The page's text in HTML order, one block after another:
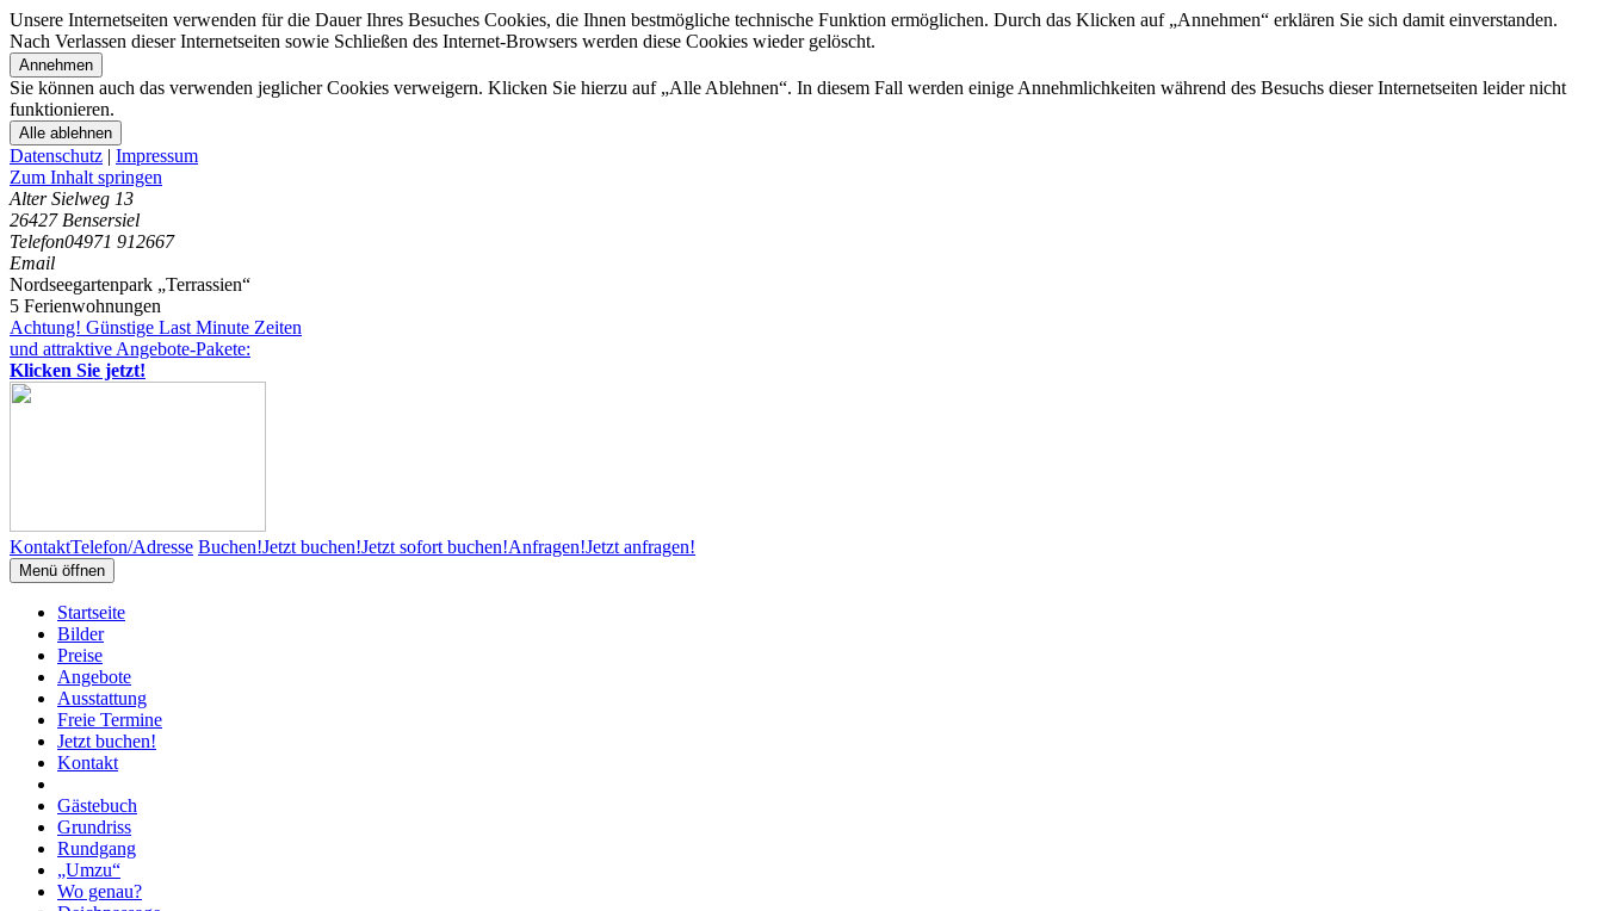
Unsere Internetseiten verwenden für die Dauer Ihres Besuches Cookies, die Ihnen bestmögliche technische Funktion ermöglichen. Durch das Klicken auf „Annehmen“ erklären Sie sich damit einverstanden.
Nach Verlassen dieser Internetseiten sowie Schließen des Internet-Browsers werden diese Cookies wieder gelöscht.
Annehmen
Sie können auch das verwenden jeglicher Cookies verweigern. Klicken Sie hierzu auf „Alle Ablehnen“. In diesem Fall werden einige Annehmlichkeiten während des Besuchs dieser Internetseiten leider nicht
funktionieren.
Alle ablehnen
Datenschutz | Impressum
Zum Inhalt springen
Alter Sielweg 13
26427 Bensersiel
Telefon04971 912667
Email
Nordseegartenpark „Terrassien“
5 Ferienwohnungen
Achtung! Günstige Last Minute Zeiten
und attraktive Angebote-Pakete:
Klicken Sie jetzt!
KontaktTelefon/Adresse Buchen!Jetzt buchen!Jetzt sofort buchen!Anfragen!Jetzt anfragen!
Menü öffnen
Startseite
Bilder
Preise
Angebote
Ausstattung
Freie Termine
Jetzt buchen!
Kontakt
Gästebuch
Grundriss
Rundgang
„Umzu“
Wo genau?